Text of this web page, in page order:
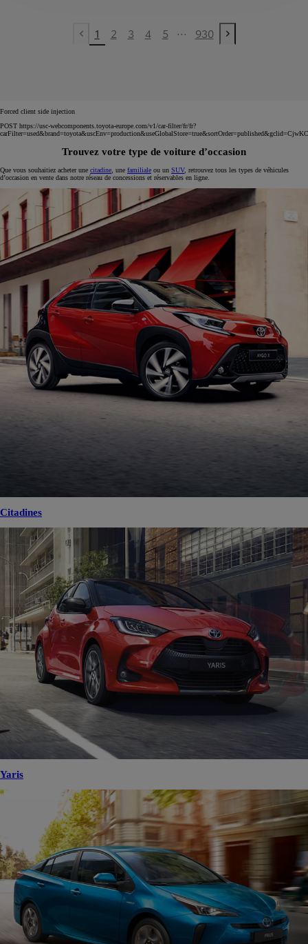
Previous page
1 2 3 4 5 ... 930
Next page
Forced client side injection
POST https://usc-webcomponents.toyota-europe.com/v1/car-filter/fr/fr?
Trouvez votre type de voiture d’occasion
Que vous souhaitiez acheter une citadine , une familiale ou un SUV, retrouvez tous les types de véhicules
d’occasion en vente dans notre réseau de concessions et réservables en ligne.
Citadines
Yaris